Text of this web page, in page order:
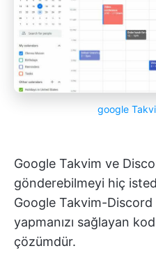
google
Google Takvim ve
gönderebilmeyi hiç
Google Takvim-
yapmanızı sağlayan
çözümdür.